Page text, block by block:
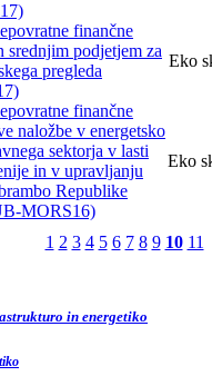
finančne
srednjim podjetjem za
pregleda
Eko
finančne
naložbe v energetsko
sektorja v lasti
in v upravljanju
Republike
MORS16)
Eko
1 2 3 4 5 6 7 8 9 10 11
in energetiko